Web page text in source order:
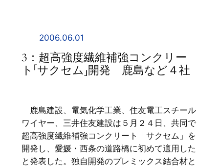
2006.06.01
3：超高強度繊維補強コンクリー
ト「サクセム」開発 鹿島など４社
鹿島建設、電気化学工業、住友電工スチール
ワイヤー、三井住友建設は５月２４日、共同で
超高強度繊維補強コンクリート「サクセム」を
開発し、愛媛・西条の道路橋に初めて適用した
と発表した。独自開発のプレミックス結合材と